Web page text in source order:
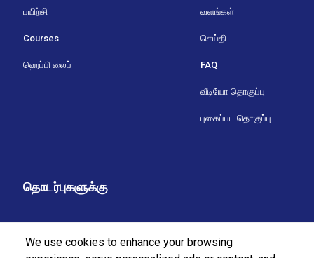
பயிற்சி
Courses
ஹெப்பி லைப்
வளங்கள்
செய்தி
FAQ
வீடியோ தொகுப்பு
புகைப்பட தொகுப்பு
தொடர்புகளுக்கு
கொழும்பு 7,
We use cookies to enhance your browsing